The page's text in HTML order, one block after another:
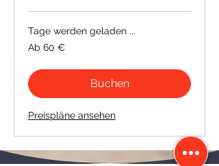
Tage werden geladen ...
Ab
60
Ab 60 €
Buchen
Preispläne ansehen